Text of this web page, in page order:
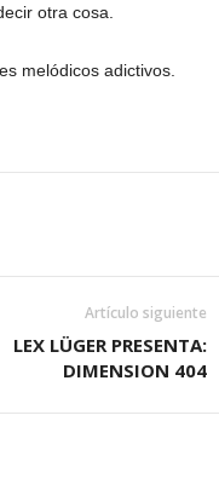
otra cosa.
melódicos adictivos.
Artículo siguiente
LEX LÜGER PRESENTA:
DIMENSION 404